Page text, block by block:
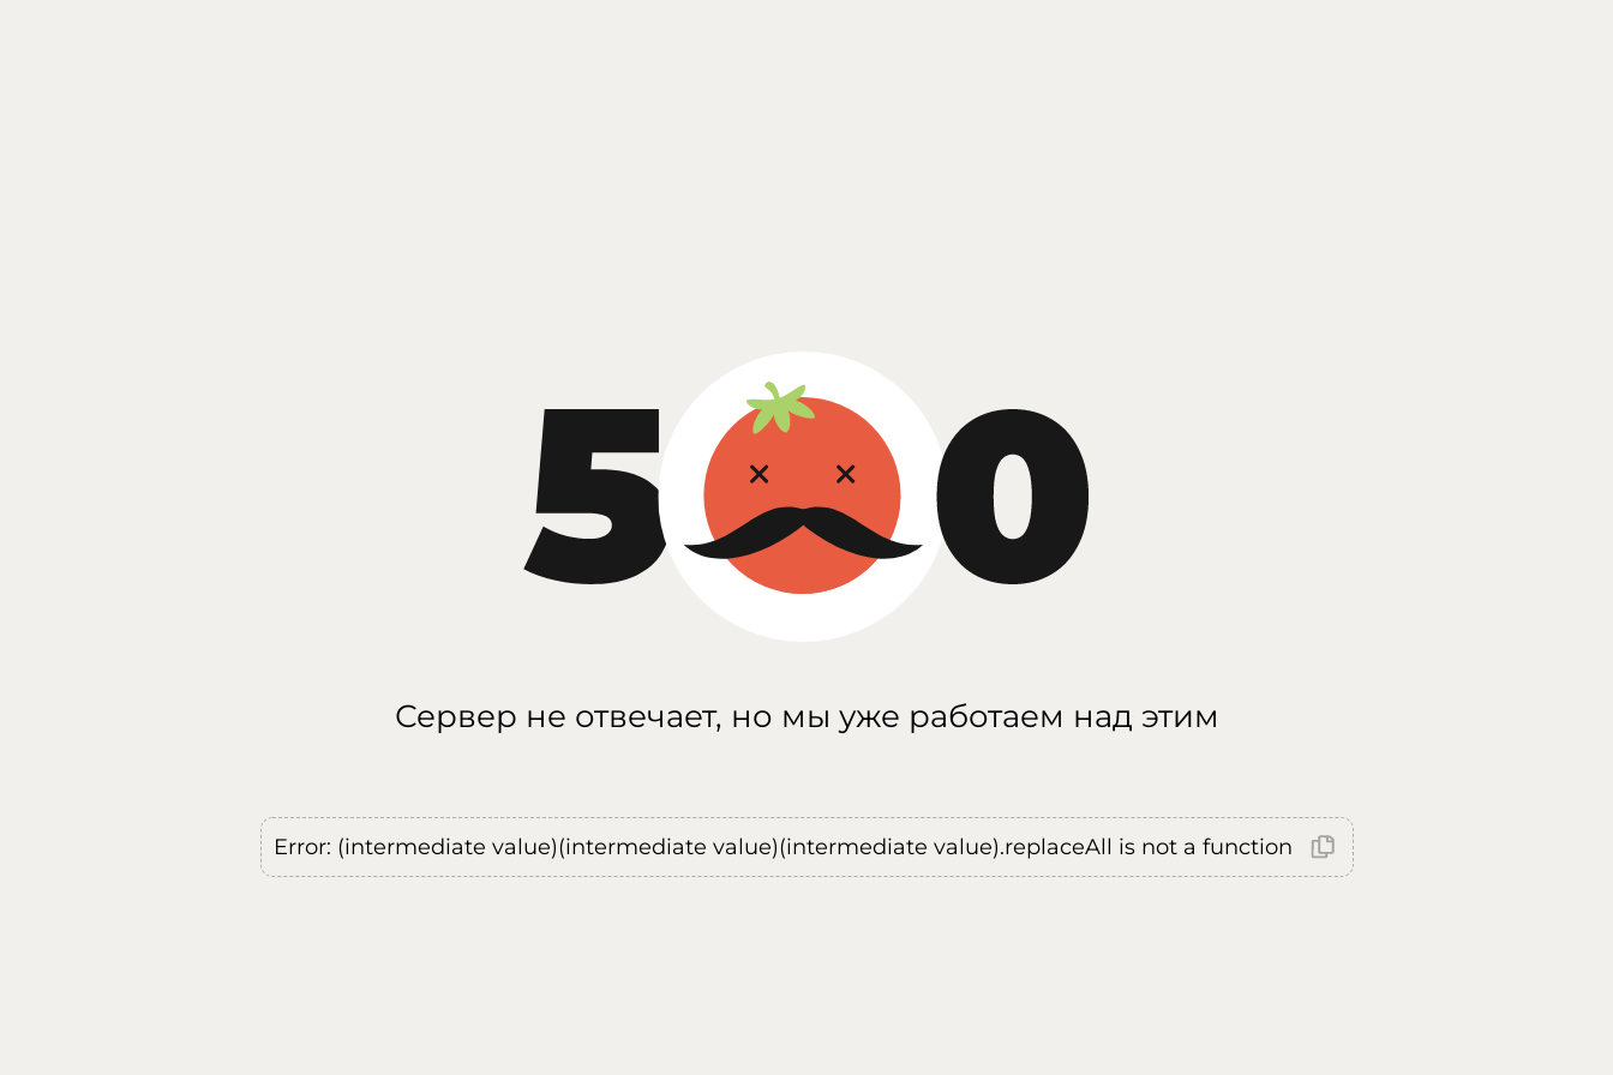
Сервер не отвечает, но мы уже работаем над этим
Error: (intermediate value)(intermediate value)(intermediate value).replaceAll is not a function